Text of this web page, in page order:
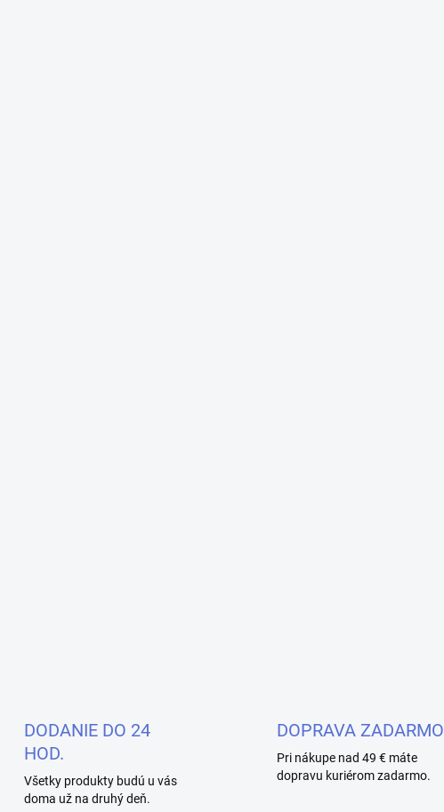
DODANIE DO 24
HOD.
Všetky produkty budú u vás
doma už na druhý deň.
DOPRAVA ZADARMO
Pri nákupe nad 49 € máte
dopravu kuriérom zadarmo.